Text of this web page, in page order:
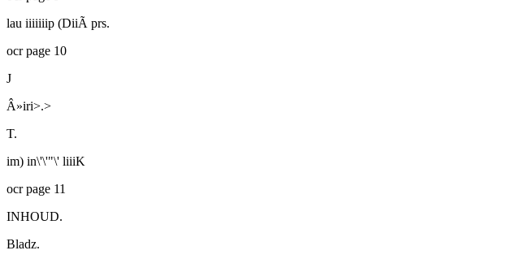
lau iiiiiiip (DiiÃ prs.
ocr page 10
J
Â»iri>.>
T.
im) in\'\'"\' liiiK
ocr page 11
INHOUD.
Bladz.